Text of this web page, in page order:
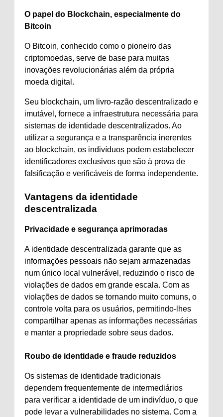
O papel do Blockchain, especialmente do
Bitcoin
O Bitcoin, conhecido como o pioneiro das
criptomoedas, serve de base para muitas
inovações revolucionárias além da própria
moeda digital.
Seu blockchain, um livro-razão descentralizado e
imutável, fornece a infraestrutura necessária para
sistemas de identidade descentralizados. Ao
utilizar a segurança e a transparência inerentes
ao blockchain, os indivíduos podem estabelecer
identificadores exclusivos que são à prova de
falsificação e verificáveis ​​de forma independente.
Vantagens da identidade
descentralizada
Privacidade e segurança aprimoradas
A identidade descentralizada garante que as
informações pessoais não sejam armazenadas
num único local vulnerável, reduzindo o risco de
violações de dados em grande escala. Com as
violações de dados se tornando muito comuns, o
controle volta para os usuários, permitindo-lhes
compartilhar apenas as informações necessárias
e manter a propriedade sobre seus dados.
Roubo de identidade e fraude reduzidos
Os sistemas de identidade tradicionais
dependem frequentemente de intermediários
para verificar a identidade de um indivíduo, o que
pode levar a vulnerabilidades no sistema. Com a